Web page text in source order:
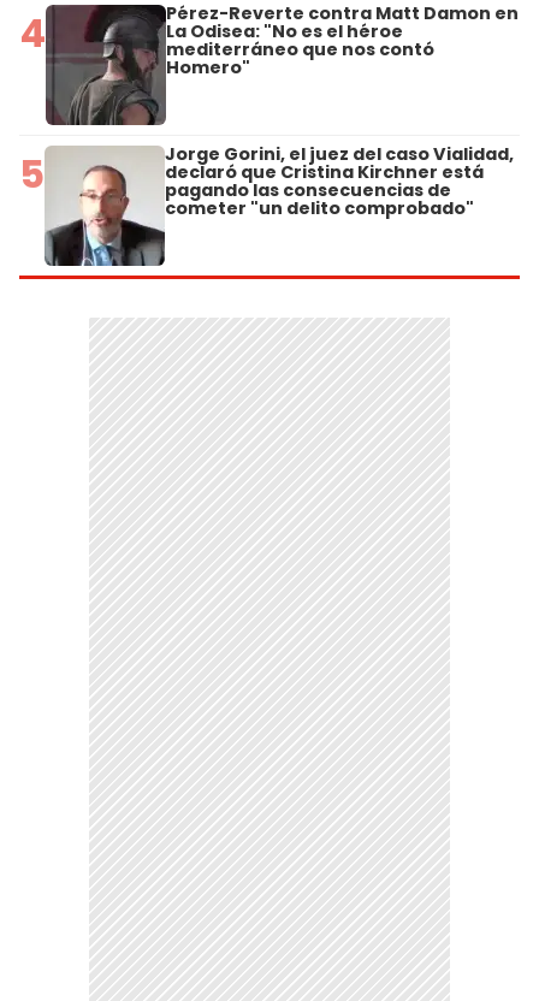
4 Pérez-Reverte contra Matt Damon en
La Odisea: "No es el héroe
mediterráneo que nos contó
Homero"
5 Jorge Gorini, el juez del caso Vialidad,
declaró que Cristina Kirchner está
pagando las consecuencias de
cometer "un delito comprobado"